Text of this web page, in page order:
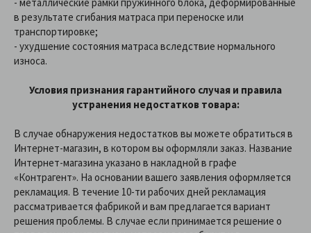
в результате сгибания матраса при переноске или
транспортировке;
- ухудшение состояния матраса вследствие нормального
износа.
Условия признания гарантийного случая и правила
устранения недостатков товара:
В случае обнаружения недостатков вы можете обратиться в
Интернет-магазин, в котором вы оформляли заказ. Название
Интернет-магазина указано в накладной в графе
«Контрагент». На основании вашего заявления оформляется
рекламация. В течение 10-ти рабочих дней рекламация
рассматривается фабрикой и вам предлагается вариант
решения проблемы. В случае если принимается решение о